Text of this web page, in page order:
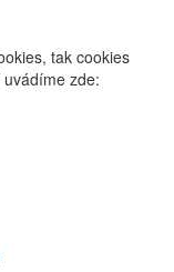
tak cookies
zde: